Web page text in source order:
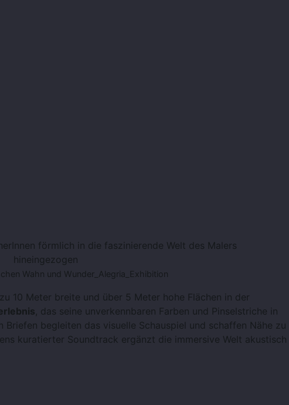
förmlich in die faszinierende Welt des Malers
hineingezogen
Wahn und Wunder_Alegria_Exhibition
10 Meter breite und über 5 Meter hohe Flächen in der
, das seine unverkennbaren Farben und Pinselstriche in
begleiten das visuelle Schauspiel und schaffen Nähe zu
kuratierter Soundtrack ergänzt die immersive Welt akustisch –